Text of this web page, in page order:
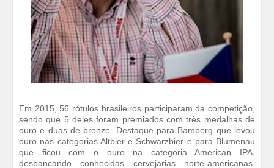
Em 2015, 56 rótulos brasileiros participaram da competição,
sendo que 5 deles foram premiados com três medalhas de
ouro e duas de bronze. Destaque para Bamberg que levou
ouro nas categorias Altbier e Schwarzbier e para Blumenau
que ficou com o ouro na categoria American IPA,
desbancando conhecidas cervejarias norte-americanas.